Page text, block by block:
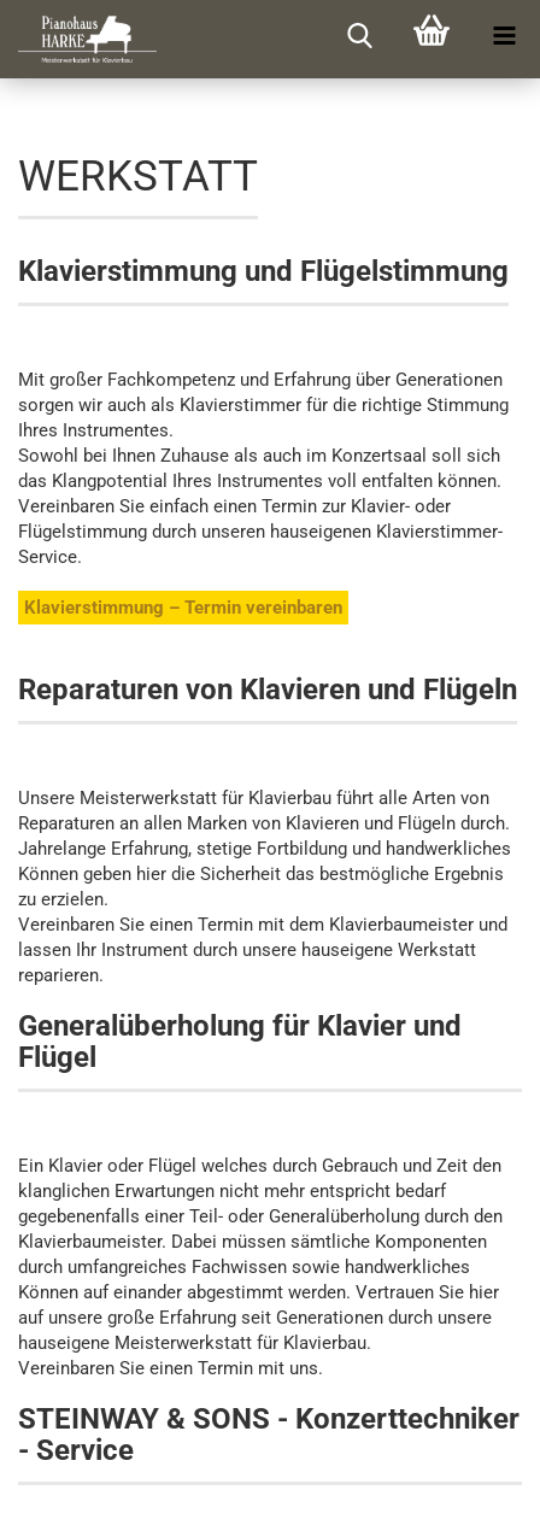
WERKSTATT
Klavierstimmung und Flügelstimmung
Mit großer Fachkompetenz und Erfahrung über Generationen
sorgen wir auch als Klavierstimmer für die richtige Stimmung
Ihres Instrumentes.
Sowohl bei Ihnen Zuhause als auch im Konzertsaal soll sich
das Klangpotential Ihres Instrumentes voll entfalten können.
Vereinbaren Sie einfach einen Termin zur Klavier- oder
Flügelstimmung durch unseren hauseigenen Klavierstimmer-
Service.
Klavierstimmung – Termin vereinbaren
Reparaturen von Klavieren und Flügeln
Unsere Meisterwerkstatt für Klavierbau führt alle Arten von
Reparaturen an allen Marken von Klavieren und Flügeln durch.
Jahrelange Erfahrung, stetige Fortbildung und handwerkliches
Können geben hier die Sicherheit das bestmögliche Ergebnis
zu erzielen.
Vereinbaren Sie einen Termin mit dem Klavierbaumeister und
lassen Ihr Instrument durch unsere hauseigene Werkstatt
reparieren.
Generalüberholung für Klavier und
Flügel
Ein Klavier oder Flügel welches durch Gebrauch und Zeit den
klanglichen Erwartungen nicht mehr entspricht bedarf
gegebenenfalls einer Teil- oder Generalüberholung durch den
Klavierbaumeister. Dabei müssen sämtliche Komponenten
durch umfangreiches Fachwissen sowie handwerkliches
Können auf einander abgestimmt werden. Vertrauen Sie hier
auf unsere große Erfahrung seit Generationen durch unsere
hauseigene Meisterwerkstatt für Klavierbau.
Vereinbaren Sie einen Termin mit uns.
STEINWAY & SONS - Konzerttechniker
- Service